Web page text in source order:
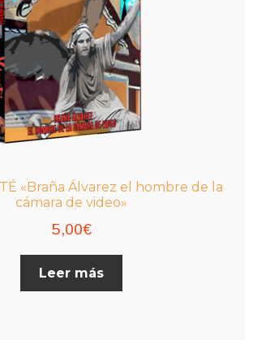
«Braña Álvarez el hombre de la
cámara de video»
5,00€
Leer más